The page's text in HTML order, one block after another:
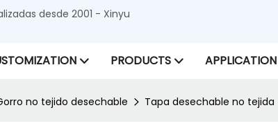
desde 2001 - Xinyu
PRODUCTS APPLICATION
no tejido desechable Tapa desechable no tejida